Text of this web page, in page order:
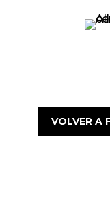
VOLVER A